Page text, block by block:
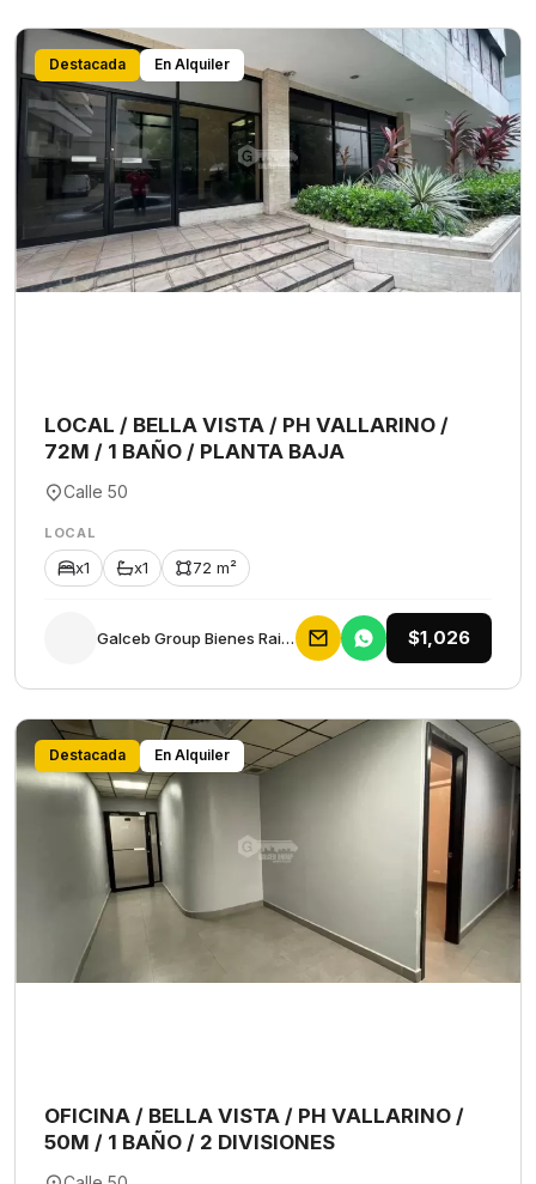
Destacada En Alquiler
LOCAL / BELLA VISTA / PH VALLARINO /
72M / 1 BAÑO / PLANTA BAJA
Calle 50
LOCAL
x1 x1 72 m²
Galceb Group Bienes Raices $1,026
Destacada En Alquiler
OFICINA / BELLA VISTA / PH VALLARINO /
50M / 1 BAÑO / 2 DIVISIONES